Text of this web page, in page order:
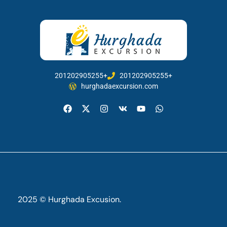
201202905255+
201202905255+
hurghadaexcursion.com
2025 © Hurghada Excusion.